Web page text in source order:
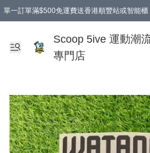
單一訂單滿$500免運費送香港順豐站或智能
Scoop 5ive 運動潮
專門店